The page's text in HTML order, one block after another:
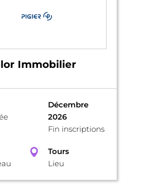
Immobilier
Décembre
2026
Fin inscriptions
Tours
Lieu